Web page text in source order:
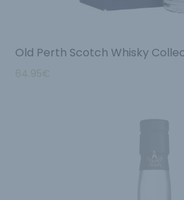
Old Perth Scotch Whisky
64.95€